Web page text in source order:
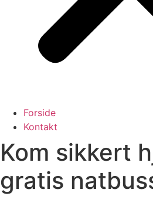
Forside
Kontakt
Kom sikkert
gratis